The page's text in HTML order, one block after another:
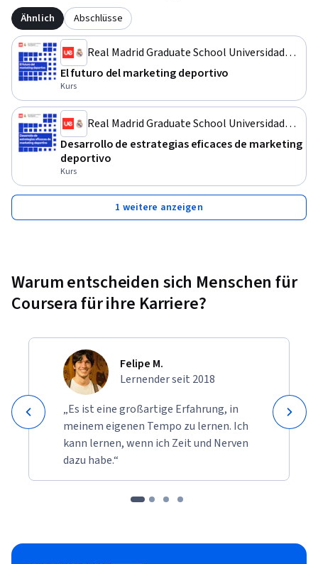
Ähnlich Abschlüsse
Real Madrid Graduate School Universidad
Europea
El futuro del marketing deportivo
Kurs
Real Madrid Graduate School Universidad
Europea
Desarrollo de estrategias eficaces de marketing
deportivo
Kurs
1 weitere anzeigen
Warum entscheiden sich Menschen für
Coursera für ihre Karriere?
Felipe M.
Lernender seit 2018
„Es ist eine großartige Erfahrung, in
meinem eigenen Tempo zu lernen. Ich
kann lernen, wenn ich Zeit und Nerven
dazu habe.“